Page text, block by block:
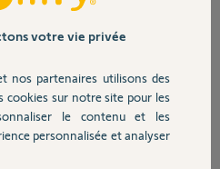
mais impossible car la ptite lumière
fichu?
votre vie privée
nos partenaires utilisons des
cookies sur notre site pour les
le contenu et les
personnalisée et analyser